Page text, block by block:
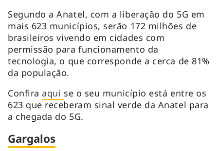
Segundo a Anatel, com a liberação do 5G em
mais 623 municípios, serão 172 milhões de
brasileiros vivendo em cidades com
permissão para funcionamento da
tecnologia, o que corresponde a cerca de 81%
da população.
Confiraaqui se o seu município está entre os
623 que receberam sinal verde da Anatel para
a chegada do 5G.
Gargalos